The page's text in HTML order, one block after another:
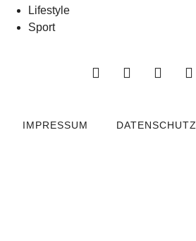
Lifestyle
Sport
IMPRESSUM DATENSCHUTZ